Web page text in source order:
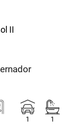
II
1
1